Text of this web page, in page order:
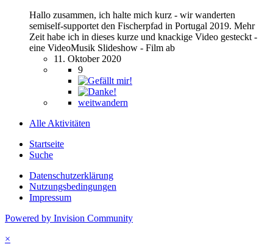
Hallo zusammen, ich halte mich kurz - wir wanderten
semiself-supportet den Fischerpfad in Portugal 2019. Mehr
Zeit habe ich in dieses kurze und knackige Video gesteckt -
eine VideoMusik Slideshow - Film ab
11. Oktober 2020
9
weitwandern
Alle Aktivitäten
Startseite
Suche
Datenschutzerklärung
Nutzungsbedingungen
Impressum
Powered by Invision Community
×